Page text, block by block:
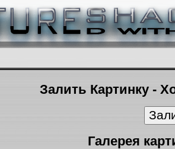
Залить Картинку -
Галерея